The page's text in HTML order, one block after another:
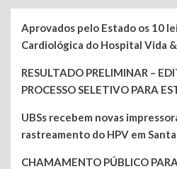
Aprovados pelo Estado os 10
Cardiológica do Hospital Vida
RESULTADO PRELIMINAR –
PROCESSO SELETIVO PARA
UBSs recebem novas
rastreamento do HPV em Santa
CHAMAMENTO PÚBLICO